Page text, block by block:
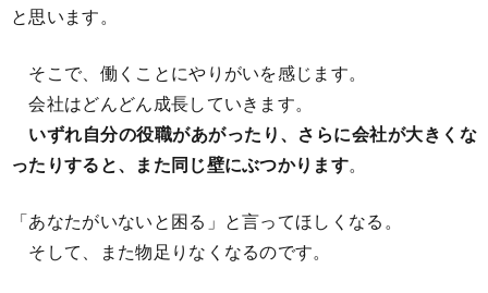
と思います。
そこで、働くことにやりがいを感じます。
会社はどんどん成長していきます。
いずれ自分の役職があがったり、さらに会社が大きくな
ったりすると、また同じ壁にぶつかります。
「あなたがいないと困る」と言ってほしくなる。
そして、また物足りなくなるのです。